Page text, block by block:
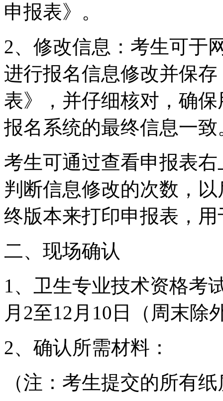
申报表》。
2、修改信息：考生可于
进行报名信息修改并保
表》，并仔细核对，确
报名系统的最终信息一致
考生可通过查看申报表
判断信息修改的次数，
终版本来打印申报表，
二、现场确认
1、卫生专业技术资格考
月2至12月10日（周末除
2、确认所需材料：
（注：考生提交的所有